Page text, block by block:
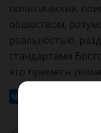
политических,
обществом,
реальностью,
стандартами
это приметы